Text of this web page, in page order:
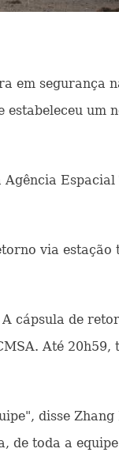
em segurança
um
via estação
cápsula de
Até
disse
de toda a